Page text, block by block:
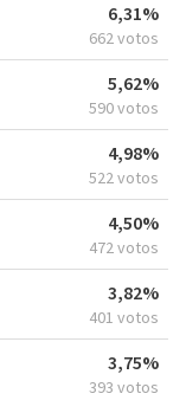
6,31%
662 votos
5,62%
590 votos
4,98%
522 votos
4,50%
472 votos
3,82%
401 votos
3,75%
393 votos